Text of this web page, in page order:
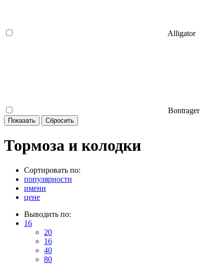
Alligator
Bontrager
Тормоза и колодки
Сортировать по:
популярности
имени
цене
Выводить по:
16
20
16
40
80